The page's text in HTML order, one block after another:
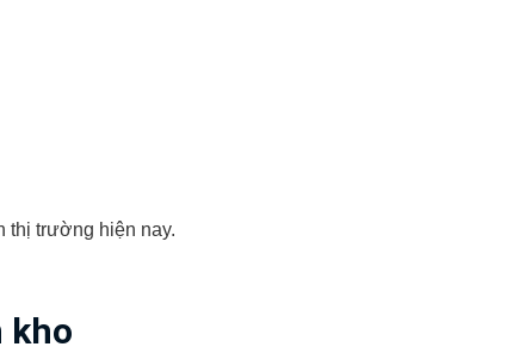
thị trường hiện nay.
kho